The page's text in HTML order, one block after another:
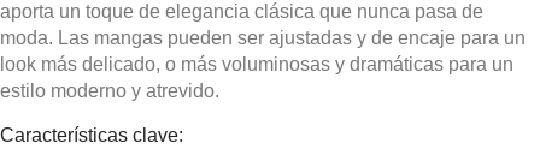
aporta un toque de elegancia clásica que nunca pasa de
moda. Las mangas pueden ser ajustadas y de encaje para un
look más delicado, o más voluminosas y dramáticas para un
estilo moderno y atrevido.
Características clave: